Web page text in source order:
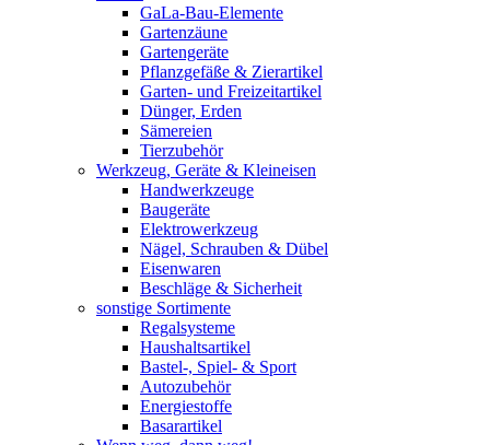
GaLa-Bau-Elemente
Gartenzäune
Gartengeräte
Pflanzgefäße & Zierartikel
Garten- und Freizeitartikel
Dünger, Erden
Sämereien
Tierzubehör
Werkzeug, Geräte & Kleineisen
Handwerkzeuge
Baugeräte
Elektrowerkzeug
Nägel, Schrauben & Dübel
Eisenwaren
Beschläge & Sicherheit
sonstige Sortimente
Regalsysteme
Haushaltsartikel
Bastel-, Spiel- & Sport
Autozubehör
Energiestoffe
Basarartikel